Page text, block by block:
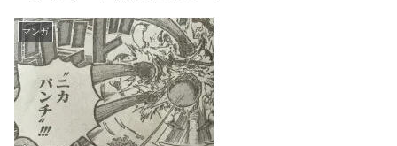
マンガ